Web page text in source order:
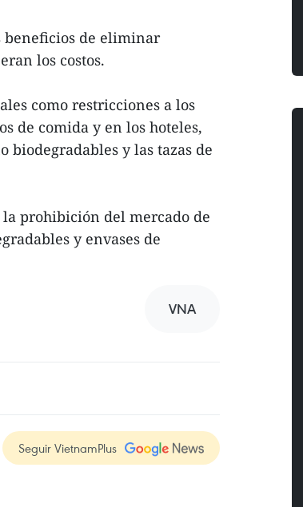
de eliminar
los costos.
como restricciones a los
de comida y en los hoteles,
biodegradables y las tazas de
prohibición del mercado de
y envases de
VNA
Seguir VietnamPlus